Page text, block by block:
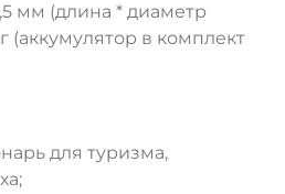
мм (длина * диаметр
(аккумулятор в комплект
для туризма,